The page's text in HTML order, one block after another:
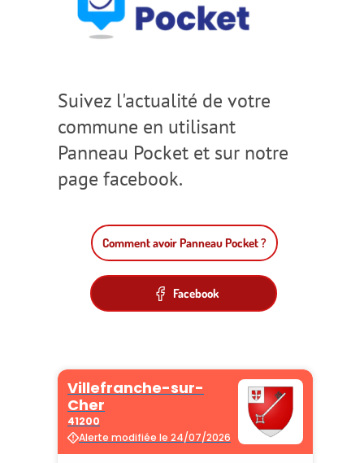
Suivez l'actualité de votre
commune en utilisant
Panneau Pocket et sur notre
page facebook.
Comment avoir Panneau Pocket ?
Facebook